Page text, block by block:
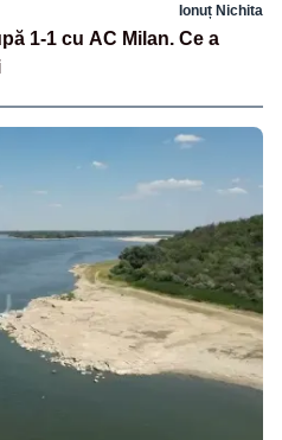
Ionuț Nichita
1-1 cu AC Milan. Ce a